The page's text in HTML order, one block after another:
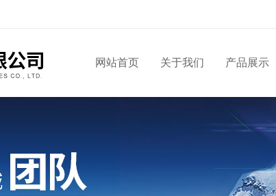
网站首页 关于我们 产品展示